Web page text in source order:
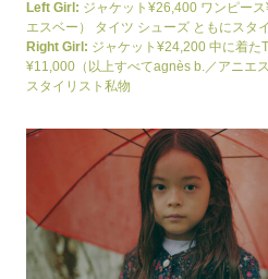
Left Girl: ジャケット¥26,400 ワンピー
エスベー） タイツ シューズ ともにスタ
Right Girl: ジャケット¥24,200 中に着た
¥11,000（以上すべてagnès b.／アニエ
スタイリスト私物